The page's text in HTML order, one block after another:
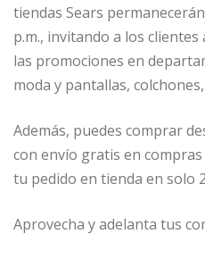
tiendas Sears
p.m., invitando a los
las promociones en
moda y pantallas,
Además, puedes comprar
con envío gratis en
tu pedido en tienda en solo
Aprovecha y adelanta tus